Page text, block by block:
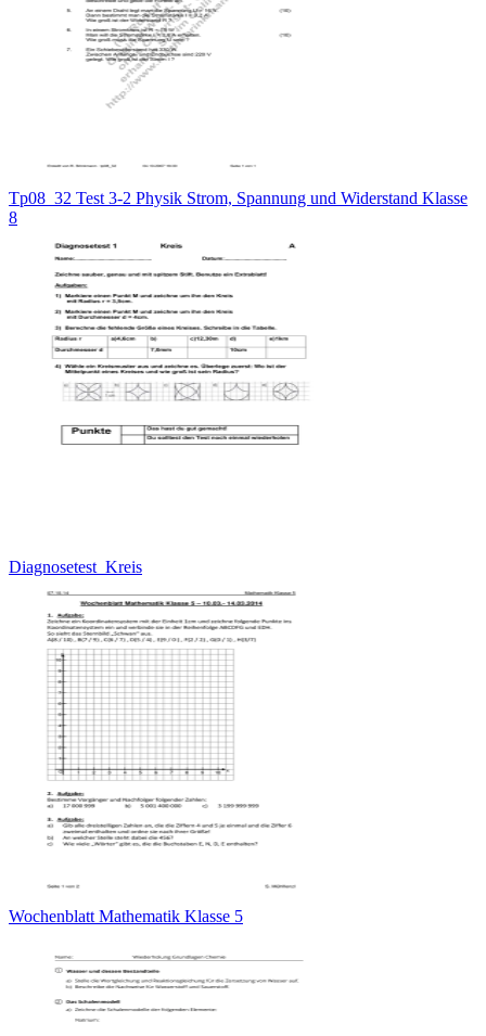
Tp08_32 Test 3-2 Physik Strom, Spannung und Widerstand Klasse
8
Diagnosetest_Kreis
Wochenblatt Mathematik Klasse 5